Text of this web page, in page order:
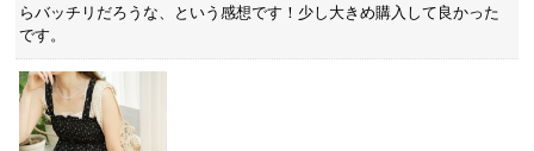
らバッチリだろうな、という感想です！少し大きめ購入して良かった
です。